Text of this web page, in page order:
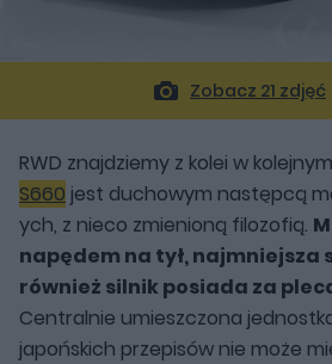
Zobacz 21 zdjęć
RWD znajdziemy z kolei w
S660 jest duchowym następcą
ych, z nieco zmienioną filozofią.
napędem na tył, najmniejsza
również silnik posiada za
Centralnie umieszczona
japońskich przepisów nie może